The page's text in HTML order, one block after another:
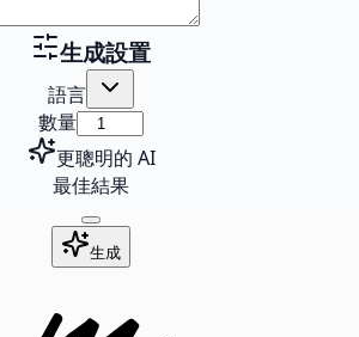
生成設置
語言
數量
更聰明的 AI
最佳結果
生成